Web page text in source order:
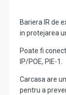
Bariera IR de
in protejarea
Poate fi
IP/POE, PIE-1.
Carcasa are
pentru a